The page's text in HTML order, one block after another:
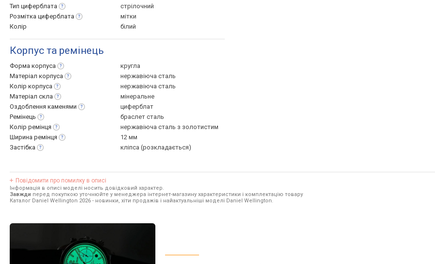
Тип циферблата
стрілочний
Розмітка циферблата
мітки
Колір
білий
Корпус та ремінець
Форма корпуса
кругла
Матеріал корпуса
нержавіюча сталь
Колір корпуса
нержавіюча сталь
Матеріал скла
мінеральне
Оздоблення каменями
циферблат
Ремінець
браслет сталь
Колір ремінця
нержавіюча сталь з золотистим
Ширина ремінця
12 мм
Застібка
кліпса (розкладається)
Повідомити про помилку в описі
Інформація в описі моделі носить довідковий характер.
Завжди перед покупкою уточнюйте у менеджера інтернет-магазину характеристики і комплектацію товару
Каталог Daniel Wellington 2026 - новинки, хіти продажів і найактуальніші моделі Daniel Wellington.